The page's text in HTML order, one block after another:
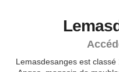
Lemasdesanges est classé